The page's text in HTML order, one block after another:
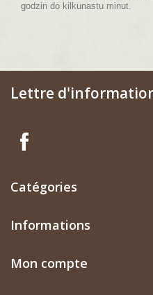
godzin do kilkunastu minut.
Lettre
Catégories
Informations
Mon compte